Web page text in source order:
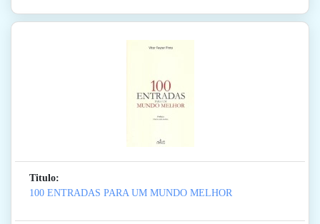
Titulo:
100 ENTRADAS PARA UM MUNDO MELHOR